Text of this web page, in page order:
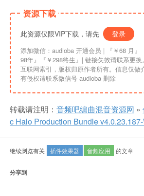
资源下载
此资源仅限VIP下载，请先 登录
添加微信：audioba 开通会员 | 『￥68 月』 『￥98季度』『￥1
98年』『￥298终生』| 链接失效请联系更换。资讯信息均来自
互联网索引，版权归原作者所有。信息仅做
有侵权请联系微信号 audioba 删除
转载请注明： 音频吧编曲混音资源网 »
c Halo Production Bundle
继续浏览有关 插件效果器 音频应用 的文章
分享到